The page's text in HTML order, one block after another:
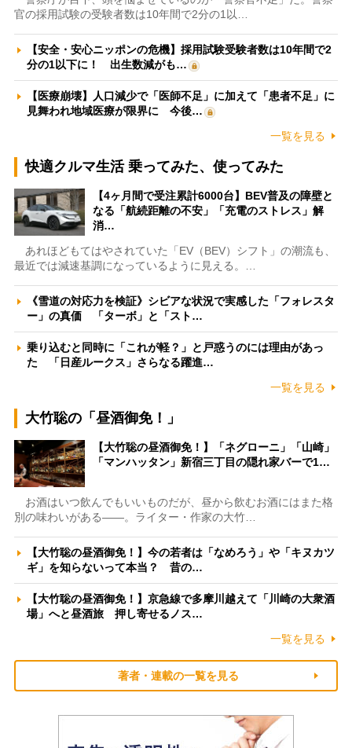
官の採用試験の受験者数は10年間で2分の1以…
【安全・安心ニッポンの危機】採用試験受験者数は10年間で2
分の1以下に！ 出生数減がも…
【医療崩壊】人口減少で「医師不足」に加えて「患者不足」に
見舞われ地域医療が限界に 今後…
一覧を見る
快適クルマ生活 乗ってみた、使ってみた
【4ヶ月間で受注累計6000台】BEV普及の障壁と
なる「航続距離の不安」「充電のストレス」解
消…
あれほどもてはやされていた「EV（BEV）シフト」の潮流も、
最近では減速基調になっているように見える。…
《雪道の対応力を検証》シビアな状況で実感した「フォレスタ
ー」の真価 「ターボ」と「スト…
乗り込むと同時に「これが軽？」と戸惑うのには理由があっ
た 「日産ルークス」さらなる躍進…
一覧を見る
大竹聡の「昼酒御免！」
【大竹聡の昼酒御免！】「ネグローニ」「山崎」
「マンハッタン」新宿三丁目の隠れ家バーで1…
お酒はいつ飲んでもいいものだが、昼から飲むお酒にはまた格
別の味わいがある――。ライター・作家の大竹…
【大竹聡の昼酒御免！】今の若者は「なめろう」や「キヌカツ
ギ」を知らないって本当？ 昔の…
【大竹聡の昼酒御免！】京急線で多摩川越えて「川崎の大衆酒
場」へと昼酒旅 押し寄せるノス…
一覧を見る
著者・連載の一覧を見る